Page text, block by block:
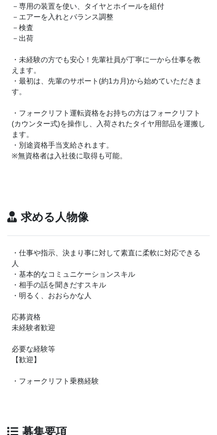
－専用の装置を使い、タイヤとホイールを組付
－エアーを入れとバランス調整
－検査
－出荷
・未経験の方でも安心！先輩社員が丁寧に一から仕事を教
えます。
・最初は、先輩のサポート(約1カ月)から始めていただきま
す。
・フォークリフト運転資格をお持ちの方はフォークリフト
(カウンター式)を操作し、入荷されたタイヤ用部品を運搬し
ます。
・別途資格手当支給されます。
※無資格者は入社後に取得も可能。
求める人物像
・仕事や指示、決まり事に対して素直に柔軟に対応できる
人
・基本的なコミュニケーションスキル
・相手の話を聞きだすスキル
・明るく、おおらかな人
応募資格
未経験者歓迎
必要な経験等
【歓迎】
・フォークリフト乗務経験
募集要項